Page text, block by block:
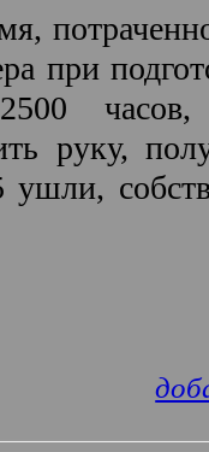
при
руку,